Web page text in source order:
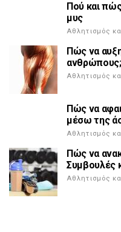
Πού και
μυς
Αθλητισμός
Πώς να
ανθρώπους;
Αθλητισμός
Πώς να
μέσω της
Αθλητισμός
Πώς να
Συμβουλές
Αθλητισμός